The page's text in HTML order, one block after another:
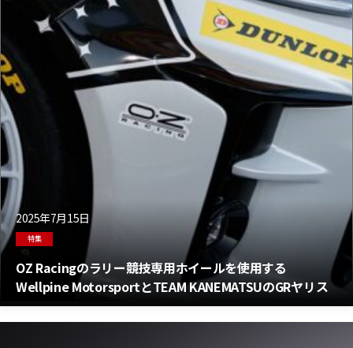
2025年7月15日
特集
OZ Racingのラリー競技専用ホイールを使用する
Wellpine MotorsportとTEAM KANEMATSUのGRヤリス